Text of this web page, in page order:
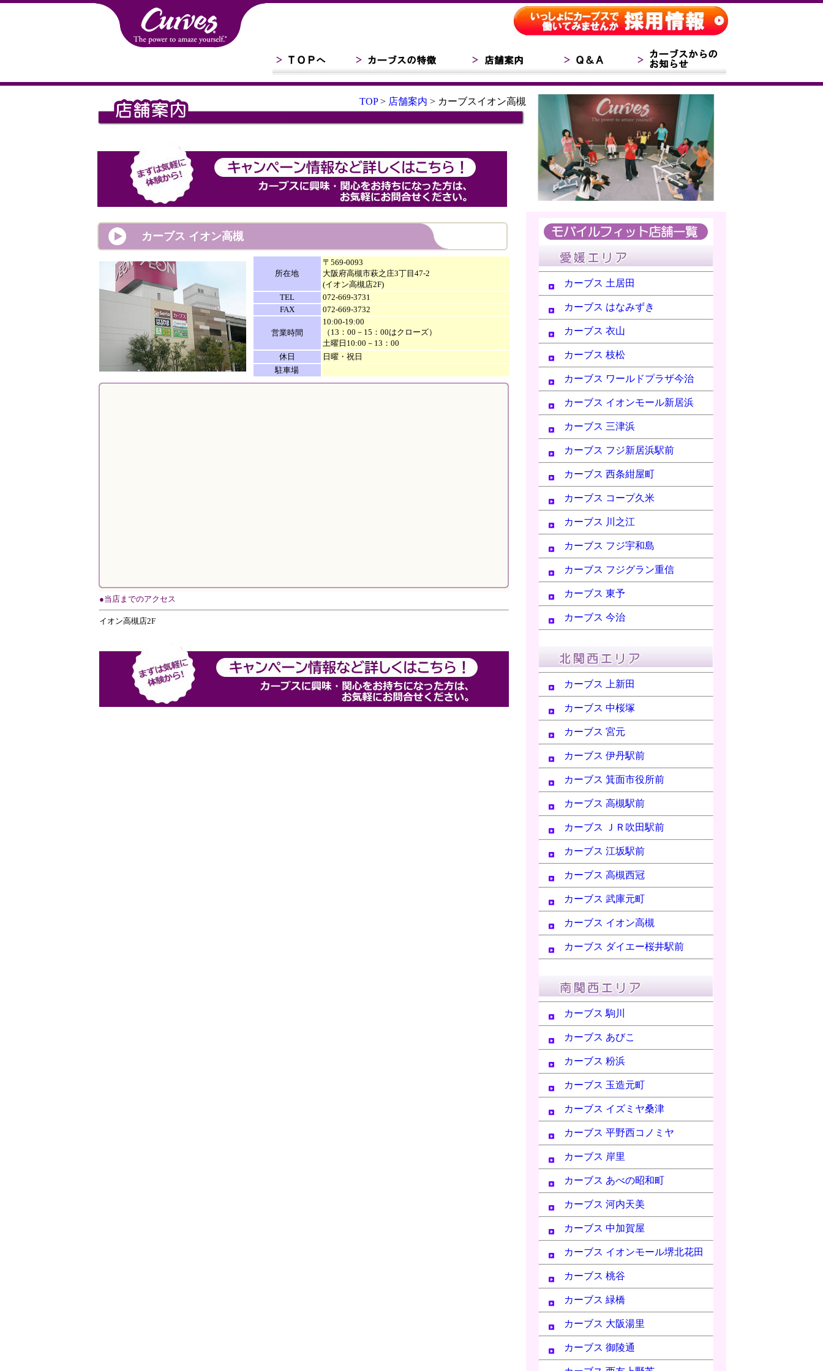
TOP> 店舗案内 > カーブスイオン高槻
カーブス 土居田
カーブス はなみずき
カーブス 衣山
カーブス 枝松
カーブス ワールドプラザ今治
カーブス イオンモール新居浜
カーブス 三津浜
カーブス フジ新居浜駅前
カーブス 西条紺屋町
カーブス コープ久米
カーブス 川之江
カーブス フジ宇和島
カーブス フジグラン重信
カーブス 東予
カーブス 今治
カーブス 上新田
カーブス 中桜塚
カーブス 宮元
カーブス 伊丹駅前
カーブス 箕面市役所前
カーブス 高槻駅前
カーブス ＪＲ吹田駅前
カーブス 江坂駅前
カーブス 高槻西冠
カーブス 武庫元町
カーブス イオン高槻
カーブス ダイエー桜井駅前
カーブス 駒川
カーブス あびこ
カーブス 粉浜
カーブス 玉造元町
カーブス イズミヤ桑津
カーブス 平野西コノミヤ
カーブス 岸里
カーブス あべの昭和町
カーブス 河内天美
カーブス 中加賀屋
カーブス イオンモール堺北花田
カーブス 桃谷
カーブス 緑橋
カーブス 大阪湯里
カーブス 御陵通
カーブス イオン高槻
所在地
〒569-0093
大阪府高槻市萩之庄3丁目47-2
(イオン高槻店2F)
TEL
072-669-3731
FAX
072-669-3732
営業時間
10:00-19:00
（13：00－15：00はクローズ）
土曜日10:00－13：00
休日
日曜・祝日
駐車場
●当店までのアクセス
イオン高槻店2F